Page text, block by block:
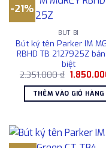
-21%
BÚT BI
Bút ký tên Parker IM
RBHD TB 2127925Z
biệt
2.351.000₫ Giá
là:
2.351.000
THÊM VÀO GIỎ HÀNG